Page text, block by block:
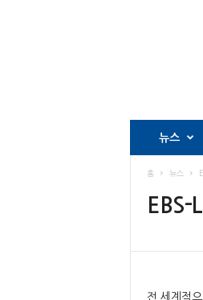
뉴스
홈 뉴스
전 세계적